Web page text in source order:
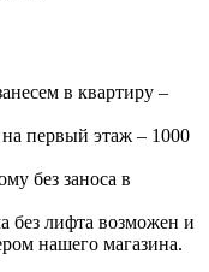
в квартиру –
первый этаж – 1000
без заноса в
без лифта возможен и
нашего магазина.